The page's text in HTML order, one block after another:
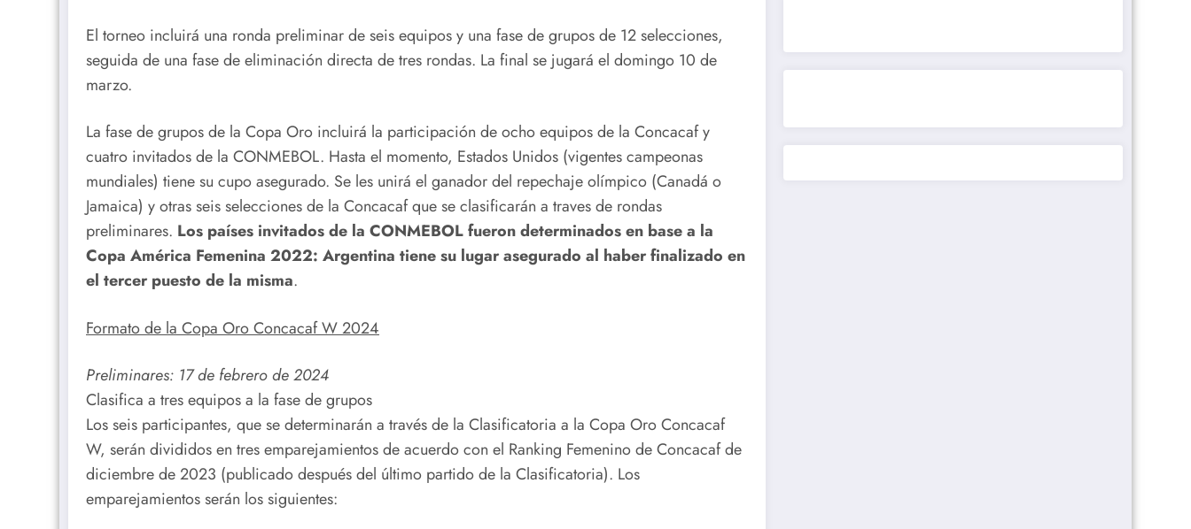
El torneo incluirá una ronda preliminar de seis equipos y una fase de grupos de 12 selecciones,
seguida de una fase de eliminación directa de tres rondas. La final se jugará el domingo 10 de
marzo.
La fase de grupos de la Copa Oro incluirá la participación de ocho equipos de la Concacaf y
cuatro invitados de la CONMEBOL. Hasta el momento, Estados Unidos (vigentes campeonas
mundiales) tiene su cupo asegurado. Se les unirá el ganador del repechaje olímpico (Canadá o
Jamaica) y otras seis selecciones de la Concacaf que se clasificarán a traves de rondas
preliminares. Los países invitados de la CONMEBOL fueron determinados en base a la
Copa América Femenina 2022: Argentina tiene su lugar asegurado al haber finalizado en
el tercer puesto de la misma.
Formato de la Copa Oro Concacaf W 2024
Preliminares: 17 de febrero de 2024
Clasifica a tres equipos a la fase de grupos
Los seis participantes, que se determinarán a través de la Clasificatoria a la Copa Oro Concacaf
W, serán divididos en tres emparejamientos de acuerdo con el Ranking Femenino de Concacaf de
diciembre de 2023 (publicado después del último partido de la Clasificatoria). Los
emparejamientos serán los siguientes: